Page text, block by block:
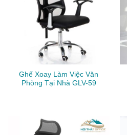
Ghế Xoay Làm Việc Văn
Phòng Tại Nhà GLV-59